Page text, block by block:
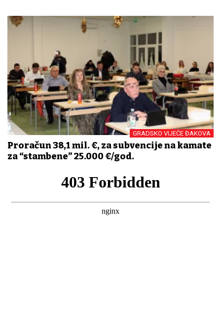
GRADSKO VIJEĆE ĐAKOVA
Proračun 38,1 mil. €, za subvencije na kamate
za “stambene” 25.000 €/god.